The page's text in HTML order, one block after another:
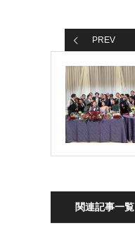
PREV
関連記事一覧